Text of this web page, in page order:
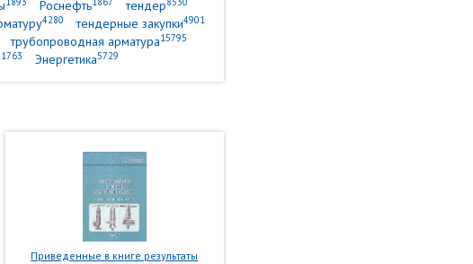
Роснефть тендер
4280 тендерные закупки4901
трубопроводная арматура15795
1763 Энергетика5729
Приведенные в книге результаты